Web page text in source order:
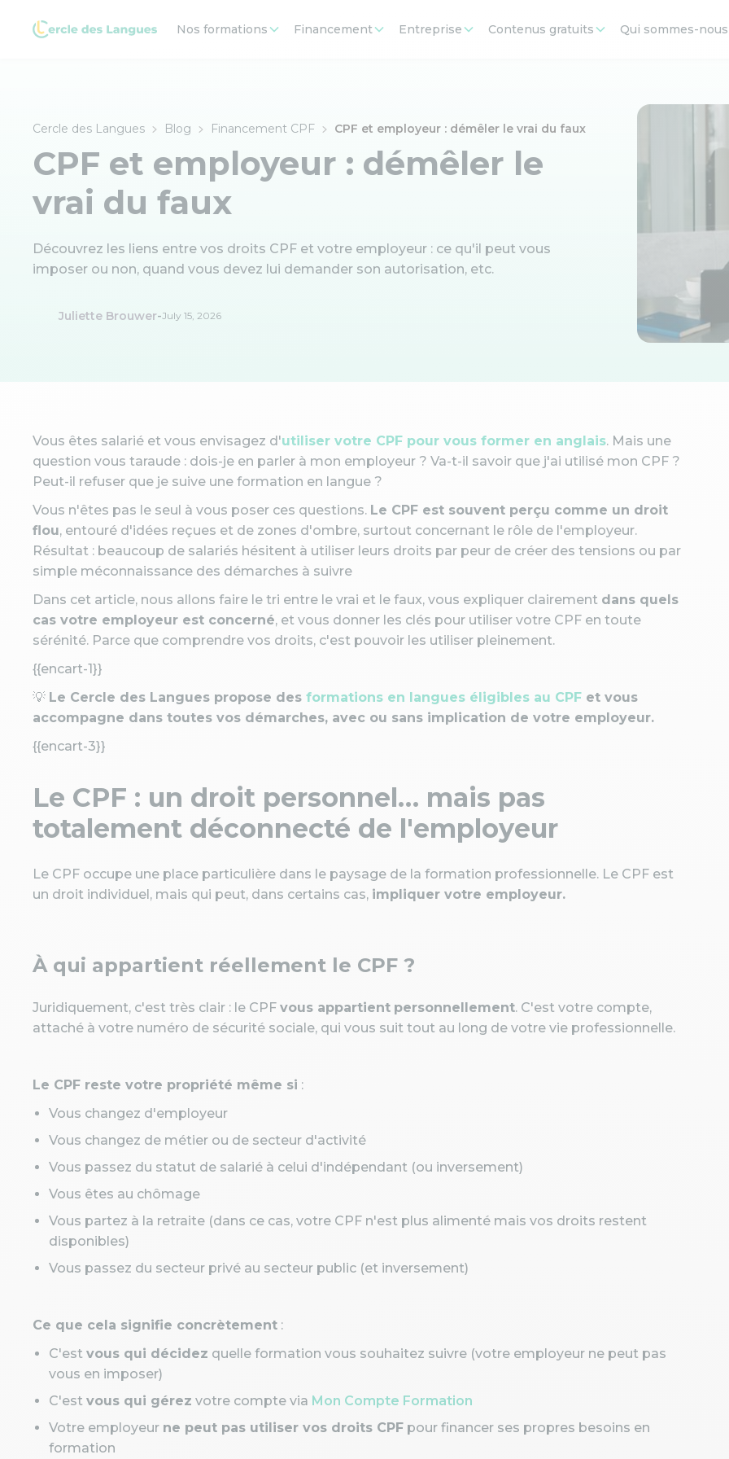
Nos formations Financement Entreprise Contenus gratuits Qui sommes-nous
Cercle des Langues Blog Financement CPF CPF et employeur : démêler le vrai du faux
CPF et employeur : démêler le
vrai du faux
Découvrez les liens entre vos droits CPF et votre employeur : ce qu'il peut vous
imposer ou non, quand vous devez lui demander son autorisation, etc.
Juliette Brouwer-July 15, 2026
Vous êtes salarié et vous envisagez d'utiliser votre CPF pour vous former en anglais. Mais une
question vous taraude : dois-je en parler à mon employeur ? Va-t-il savoir que j'ai utilisé mon CPF ?
Peut-il refuser que je suive une formation en langue ?
Vous n'êtes pas le seul à vous poser ces questions. Le CPF est souvent perçu comme un droit
flou, entouré d'idées reçues et de zones d'ombre, surtout concernant le rôle de l'employeur.
Résultat : beaucoup de salariés hésitent à utiliser leurs droits par peur de créer des tensions ou par
simple méconnaissance des démarches à suivre
Dans cet article, nous allons faire le tri entre le vrai et le faux, vous expliquer clairement dans quels
cas votre employeur est concerné, et vous donner les clés pour utiliser votre CPF en toute
sérénité. Parce que comprendre vos droits, c'est pouvoir les utiliser pleinement.
{{encart-1}}
💡 Le Cercle des Langues propose des formations en langues éligibles au CPF et vous
accompagne dans toutes vos démarches, avec ou sans implication de votre employeur.
{{encart-3}}
Le CPF : un droit personnel… mais pas
totalement déconnecté de l'employeur
Le CPF occupe une place particulière dans le paysage de la formation professionnelle. Le CPF est
un droit individuel, mais qui peut, dans certains cas, impliquer votre employeur.
À qui appartient réellement le CPF ?
Juridiquement, c'est très clair : le CPF vous appartient personnellement. C'est votre compte,
attaché à votre numéro de sécurité sociale, qui vous suit tout au long de votre vie professionnelle.
Le CPF reste votre propriété même si :
Vous changez d'employeur
Vous changez de métier ou de secteur d'activité
Vous passez du statut de salarié à celui d'indépendant (ou inversement)
Vous êtes au chômage
Vous partez à la retraite (dans ce cas, votre CPF n'est plus alimenté mais vos droits restent
disponibles)
Vous passez du secteur privé au secteur public (et inversement)
Ce que cela signifie concrètement :
C'est vous qui décidez quelle formation vous souhaitez suivre (votre employeur ne peut pas
vous en imposer)
C'est vous qui gérez votre compte via Mon Compte Formation
Votre employeur ne peut pas utiliser vos droits CPF pour financer ses propres besoins en
formation